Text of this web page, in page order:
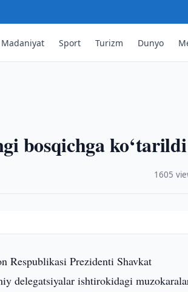
Madaniyat Sport Turizm Dunyo
bosqichga ko‘tarildi
1605
Respublikasi Prezidenti Shavkat
delegatsiyalar ishtirokidagi